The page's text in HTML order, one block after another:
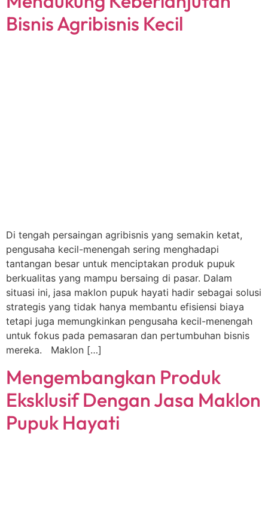
Bisnis Agribisnis Kecil
Di tengah persaingan agribisnis yang semakin ketat,
pengusaha kecil-menengah sering menghadapi
tantangan besar untuk menciptakan produk pupuk
berkualitas yang mampu bersaing di pasar. Dalam
situasi ini, jasa maklon pupuk hayati hadir sebagai solusi
strategis yang tidak hanya membantu efisiensi biaya
tetapi juga memungkinkan pengusaha kecil-menengah
untuk fokus pada pemasaran dan pertumbuhan bisnis
mereka. Maklon […]
Mengembangkan Produk
Eksklusif Dengan Jasa Maklon
Pupuk Hayati